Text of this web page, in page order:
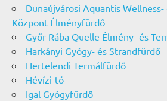
Dunaújvárosi Aquantis Wellness-
Központ Élményfürdő
Győr Rába Quelle Élmény- és
Harkányi Gyógy- és Strandfürdő
Hertelendi Termálfürdő
Hévízi-tó
Igal Gyógyfürdő